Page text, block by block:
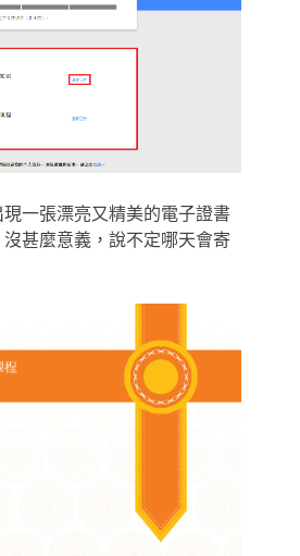
一張漂亮又精美的電子證書
甚麼意義，說不定哪天會寄